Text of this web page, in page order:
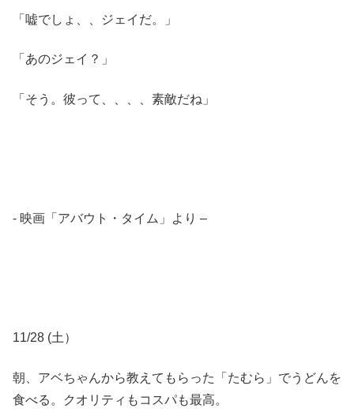
「嘘でしょ、、ジェイだ。」
「あのジェイ？」
「そう。彼って、、、、素敵だね」
⁃ 映画「アバウト・タイム」より –
11/28 (土）
朝、アベちゃんから教えてもらった「たむら」でうどんを
食べる。クオリティもコスパも最高。